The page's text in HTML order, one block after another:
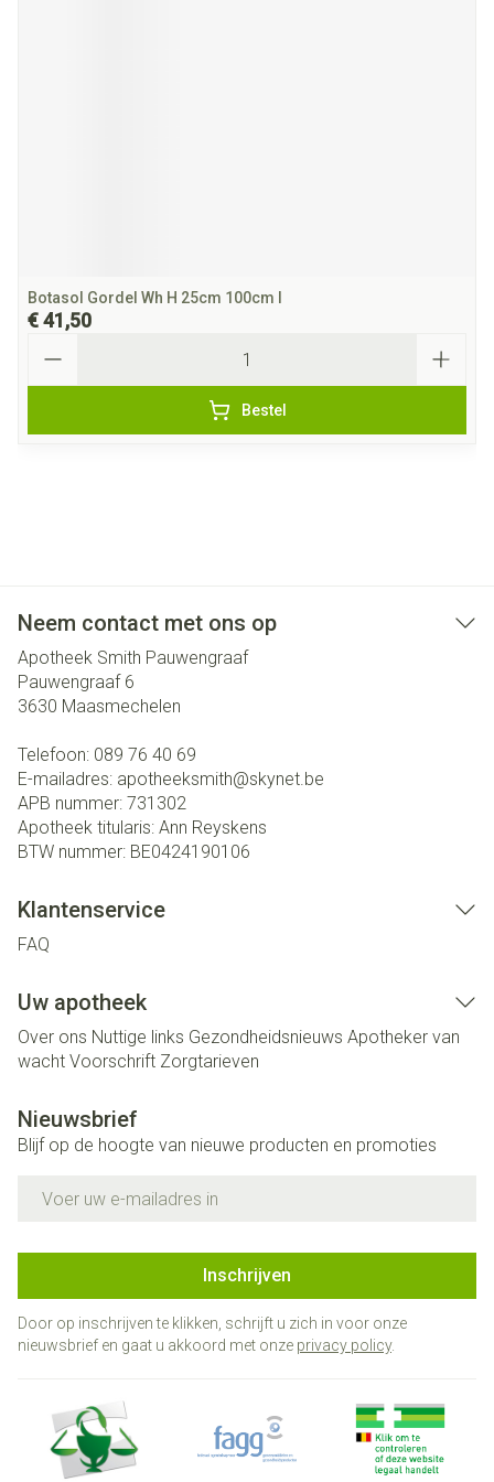
Botasol Gordel Wh H 25cm 100cm l
€ 41,50
Bestel
Neem contact met ons op
Apotheek Smith Pauwengraaf
Pauwengraaf 6
3630 Maasmechelen
Telefoon: 089 76 40 69
E-mailadres: apotheeksmith@skynet.be
APB nummer: 731302
Apotheek titularis: Ann Reyskens
BTW nummer: BE0424190106
Klantenservice
FAQ
Uw apotheek
Over ons Nuttige links Gezondheidsnieuws Apotheker van
wacht Voorschrift Zorgtarieven
Nieuwsbrief
Blijf op de hoogte van nieuwe producten en promoties
Inschrijven
Door op inschrijven te klikken, schrijft u zich in voor onze
nieuwsbrief en gaat u akkoord met onze privacy policy.